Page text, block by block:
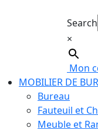
Search
×
Mon
MOBILIER DE
Bureau
Fauteuil et
Meuble et